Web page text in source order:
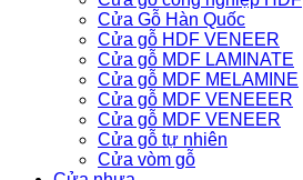
Cửa Gỗ Hàn Quốc
Cửa gỗ HDF VENEER
Cửa gỗ MDF LAMINATE
Cửa gỗ MDF MELAMINE
Cửa gỗ MDF VENEEER
Cửa gỗ MDF VENEER
Cửa gỗ tự nhiên
Cửa vòm gỗ